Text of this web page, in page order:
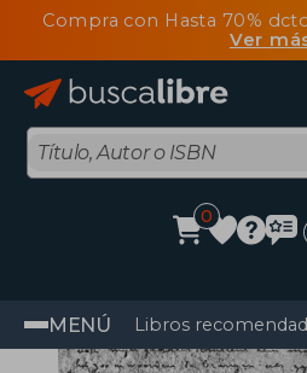
Compra con Hasta 70%
Ver
0
MENÚ Libros